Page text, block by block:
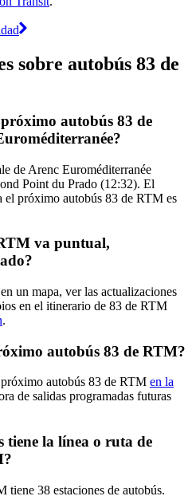
sobre autobús 83 de
autobús 83 de
de Arenc Euroméditerranée
Point du Prado (12:32). El
el próximo autobús 83 de RTM es
va puntual,
un mapa, ver las actualizaciones
en el itinerario de 83 de RTM
.
autobús 83 de RTM?
autobús 83 de RTM en la
de salidas programadas futuras
tiene la línea o ruta de
tiene 38 estaciones de autobús.